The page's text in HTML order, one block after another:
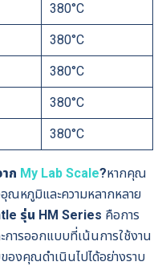
380°C
380°C
380°C
380°C
380°C
ก My Lab Scale?หากคุณ
ณหภูมิและความหลากหลาย
รุ่น HM Series คือการ
ารออกแบบที่เน้นการใช้งาน
องคุณดำเนินไปได้อย่างราบ